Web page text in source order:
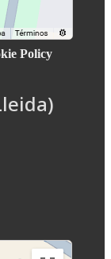
Policy